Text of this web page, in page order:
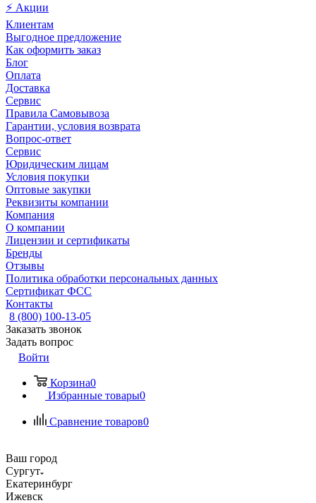
⚡ Акции
Клиентам
Выгодное предложение
Как оформить заказ
Блог
Оплата
Доставка
Сервис
Правила Самовывоза
Гарантии, условия возврата
Вопрос-ответ
Сервис
Юридическим лицам
Условия покупки
Оптовые закупки
Реквизиты компании
Компания
О компании
Лицензии и сертификаты
Бренды
Отзывы
Политика обработки персональных данных
Сертификат ФСС
Контакты
8 (800) 100-13-05
Заказать звонок
Задать вопрос
Войти
Корзина0
Избранные товары0
Сравнение товаров0
Ваш город
Сургут
Екатеринбург
Ижевск